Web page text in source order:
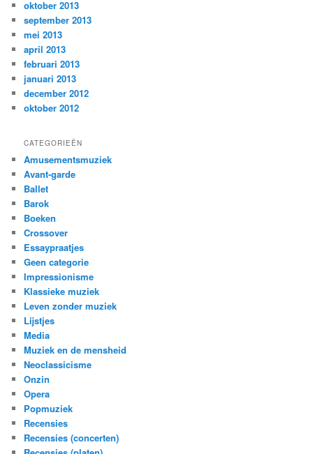
oktober 2013
september 2013
mei 2013
april 2013
februari 2013
januari 2013
december 2012
oktober 2012
CATEGORIEËN
Amusementsmuziek
Avant-garde
Ballet
Barok
Boeken
Crossover
Essaypraatjes
Geen categorie
Impressionisme
Klassieke muziek
Leven zonder muziek
Lijstjes
Media
Muziek en de mensheid
Neoclassicisme
Onzin
Opera
Popmuziek
Recensies
Recensies (concerten)